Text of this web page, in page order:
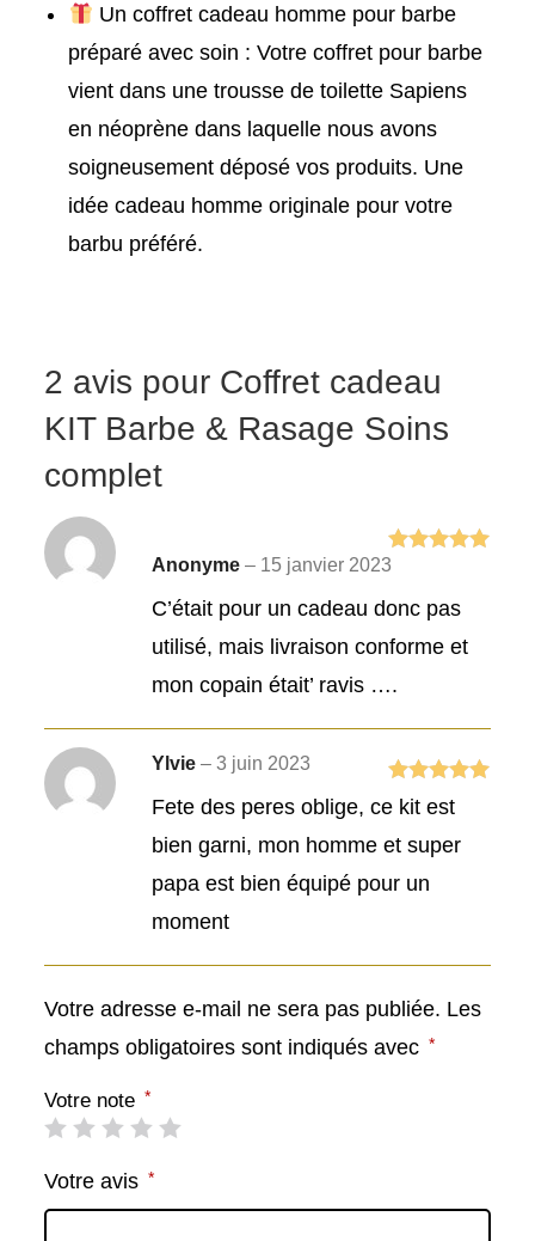
Un coffret cadeau homme pour barbe
préparé avec soin : Votre coffret pour barbe
vient dans une trousse de toilette Sapiens
en néoprène dans laquelle nous avons
soigneusement déposé vos produits. Une
idée cadeau homme originale pour votre
barbu préféré.
2 avis pour Coffret cadeau
KIT Barbe & Rasage Soins
complet
Note
Anonyme– 15 janvier 2023
C’était pour un cadeau donc pas
utilisé, mais livraison conforme et
mon copain était’ ravis ….
Note
sur
Ylvie– 3 juin 2023
Fete des peres oblige, ce kit est
bien garni, mon homme et super
papa est bien équipé pour un
moment
Votre adresse e-mail ne sera pas publiée. Les
champs obligatoires sont indiqués avec *
Votre note *
Votre avis *